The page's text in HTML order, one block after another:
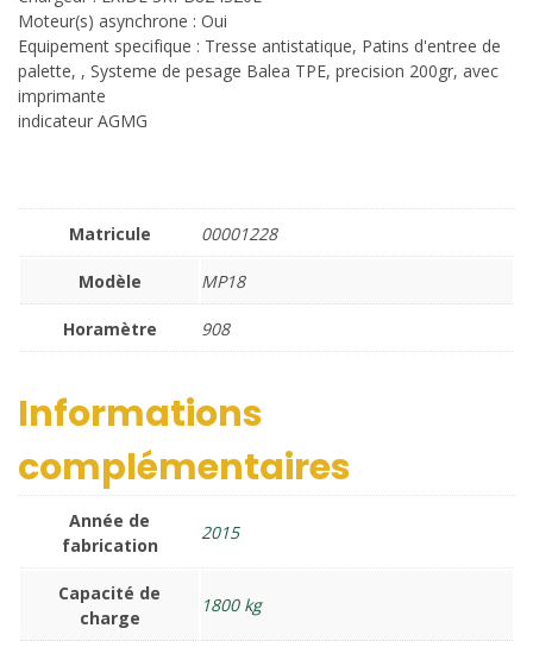
Moteur(s) asynchrone : Oui
Equipement specifique : Tresse antistatique, Patins d'entree de
palette, , Systeme de pesage Balea TPE, precision 200gr, avec
imprimante
indicateur AGMG
Matricule 00001228
Modèle MP18
Horamètre 908
Informations
complémentaires
Année de
fabrication
2015
Capacité de
charge
1800 kg